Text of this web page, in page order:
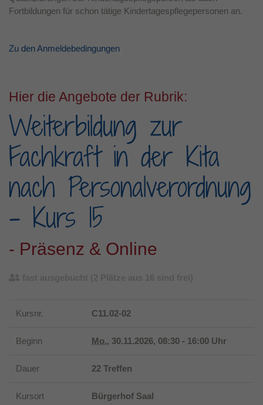
Fortbildungen für schon tätige Kindertagespflegepersonen an.
Zu den Anmeldebedingungen
Hier die Angebote der Rubrik:
Weiterbildung zur
Fachkraft in der Kita
nach Personalverordnung
- Kurs 15
- Präsenz & Online
Kursnr. C11.02-02
Beginn Mo., 30.11.2026, 08:30 - 16:00 Uhr
Dauer 22 Treffen
Kursort Bürgerhof Saal
Laufzeit 1 Jahr
Cookie-Einstellungen für diese Website zu